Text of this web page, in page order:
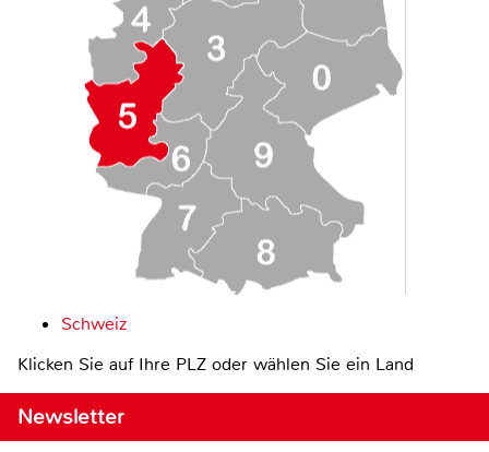
Schweiz
Klicken Sie auf Ihre PLZ oder wählen Sie ein Land
Newsletter